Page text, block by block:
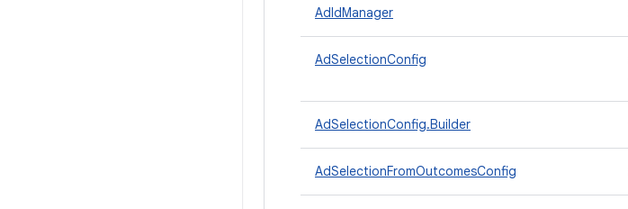
AdIdManager
AdSelectionConfig
AdSelectionConfig.Builder
AdSelectionFromOutcomesConfig